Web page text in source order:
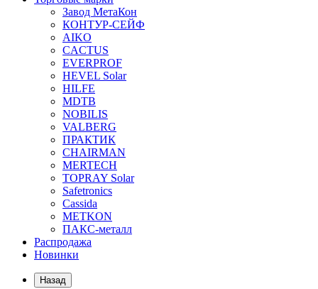
Завод МетаКон
КОНТУР-СЕЙФ
AIKO
CACTUS
EVERPROF
HEVEL Solar
HILFE
MDTB
NOBILIS
VALBERG
ПРАКТИК
CHAIRMAN
MERTECH
TOPRAY Solar
Safetronics
Cassida
METKON
ПАКС-металл
Распродажа
Новинки
Назад